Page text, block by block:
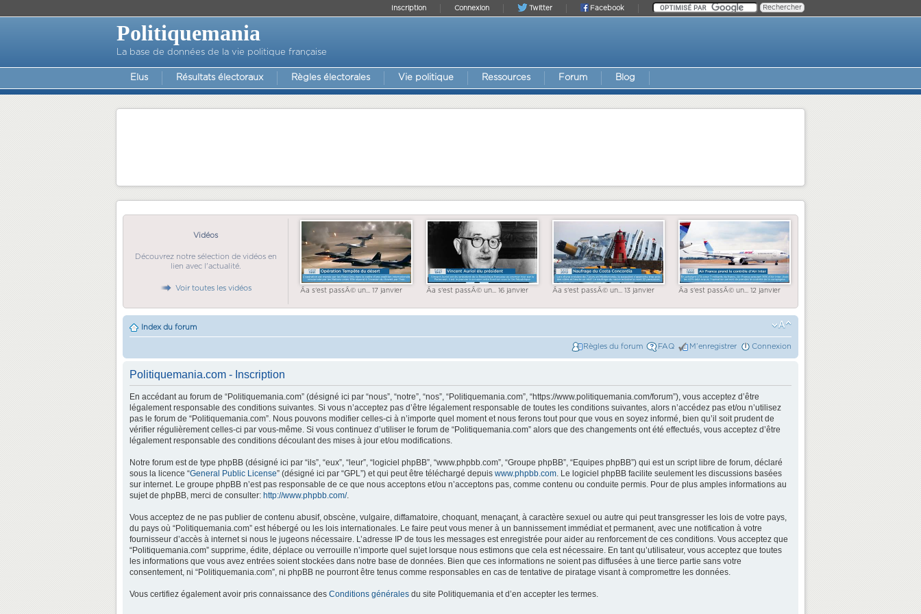
Facebook
Twitter
Connexion
Inscription
Politiquemania
La base de données de la vie politique française
Elus Résultats électoraux Règles électorales Vie politique Ressources Forum Blog
Vidéos
Découvrez notre sélection de vidéos en
lien avec l'actualité.
Voir toutes les vidéos Ãa s'est passÃ© un... 17 janvier Ãa s'est passÃ© un... 16 janvier Ãa s'est passÃ© un... 13 janvier Ãa s'est passÃ© un... 12 janvier
Index du forum
Règles du forum FAQ M’enregistrer Connexion
Politiquemania.com - Inscription
En accédant au forum de “Politiquemania.com” (désigné ici par “nous”, “notre”, “nos”, “Politiquemania.com”, “https://www.politiquemania.com/forum”), vous acceptez d’être
légalement responsable des conditions suivantes. Si vous n’acceptez pas d’être légalement responsable de toutes les conditions suivantes, alors n’accédez pas et/ou n’utilisez
pas le forum de “Politiquemania.com”. Nous pouvons modifier celles-ci à n’importe quel moment et nous ferons tout pour que vous en soyez informé, bien qu’il soit prudent de
vérifier régulièrement celles-ci par vous-même. Si vous continuez d’utiliser le forum de “Politiquemania.com” alors que des changements ont été effectués, vous acceptez d’être
légalement responsable des conditions découlant des mises à jour et/ou modifications.
Notre forum est de type phpBB (désigné ici par “ils”, “eux”, “leur”, “logiciel phpBB”, “www.phpbb.com”, “Groupe phpBB”, “Equipes phpBB”) qui est un script libre de forum, déclaré
sous la licence “General Public License” (désigné ici par “GPL”) et qui peut être téléchargé depuis www.phpbb.com. Le logiciel phpBB facilite seulement les discussions basées
sur internet. Le groupe phpBB n’est pas responsable de ce que nous acceptons et/ou n’acceptons pas, comme contenu ou conduite permis. Pour de plus amples informations au
sujet de phpBB, merci de consulter: http://www.phpbb.com/.
Vous acceptez de ne pas publier de contenu abusif, obscène, vulgaire, diffamatoire, choquant, menaçant, à caractère sexuel ou autre qui peut transgresser les lois de votre pays,
du pays où “Politiquemania.com” est hébergé ou les lois internationales. Le faire peut vous mener à un bannissement immédiat et permanent, avec une notification à votre
fournisseur d’accès à internet si nous le jugeons nécessaire. L’adresse IP de tous les messages est enregistrée pour aider au renforcement de ces conditions. Vous acceptez que
“Politiquemania.com” supprime, édite, déplace ou verrouille n’importe quel sujet lorsque nous estimons que cela est nécessaire. En tant qu’utilisateur, vous acceptez que toutes
les informations que vous avez entrées soient stockées dans notre base de données. Bien que ces informations ne soient pas diffusées à une tierce partie sans votre
consentement, ni “Politiquemania.com”, ni phpBB ne pourront être tenus comme responsables en cas de tentative de piratage visant à compromettre les données.
Vous certifiez également avoir pris connaissance des Conditions générales du site Politiquemania et d’en accepter les termes.